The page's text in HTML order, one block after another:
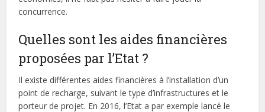
concurrence.
Quelles sont les aides financières
proposées par l’Etat ?
Il existe différentes aides financières à l’installation d’un
point de recharge, suivant le type d’infrastructures et le
porteur de projet. En 2016, l’Etat a par exemple lancé le